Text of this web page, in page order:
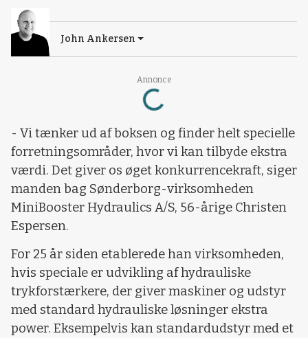
Annonce
Loading...
John Ankersen
- Vi tænker ud af boksen og finder helt specielle
forretningsområder, hvor vi kan tilbyde ekstra
værdi. Det giver os øget konkurrencekraft, siger
manden bag Sønderborg-virksomheden
MiniBooster Hydraulics A/S, 56-årige Christen
Espersen.
For 25 år siden etablerede han virksomheden,
hvis speciale er udvikling af hydrauliske
trykforstærkere, der giver maskiner og udstyr
med standard hydrauliske løsninger ekstra
power. Eksempelvis kan standardudstyr med et